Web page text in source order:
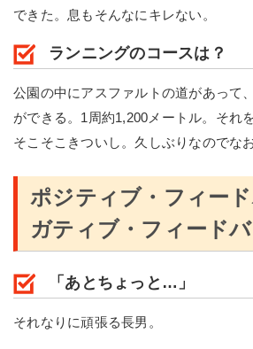
できた。息もそんなにキレない。
ランニングのコースは？
公園の中にアスファルトの道があって
ができる。1周約1,200メートル。それ
そこそこきついし。久しぶりなのでな
ポジティブ・フィー
ガティブ・フィード
「あとちょっと…」
それなりに頑張る長男。